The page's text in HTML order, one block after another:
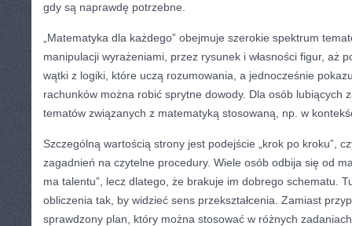
gdy są naprawdę potrzebne.
„Matematyka dla każdego” obejmuje szerokie spektrum
manipulacji wyrażeniami, przez rysunek i własności figur, aż
wątki z logiki, które uczą rozumowania, a jednocześnie
rachunków można robić sprytne dowody. Dla osób lubiących
tematów związanych z matematyką stosowaną, np. w
Szczególną wartością strony jest podejście „krok po kroku”,
zagadnień na czytelne procedury. Wiele osób odbija się od
ma talentu”, lecz dlatego, że brakuje im dobrego schematu.
obliczenia tak, by widzieć sens przekształcenia. Zamiast
sprawdzony plan, który można stosować w różnych